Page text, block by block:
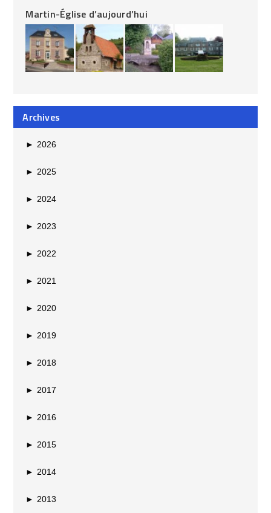
Martin-Église d’aujourd’hui
Archives
► 2026
► 2025
► 2024
► 2023
► 2022
► 2021
► 2020
► 2019
► 2018
► 2017
► 2016
► 2015
► 2014
► 2013